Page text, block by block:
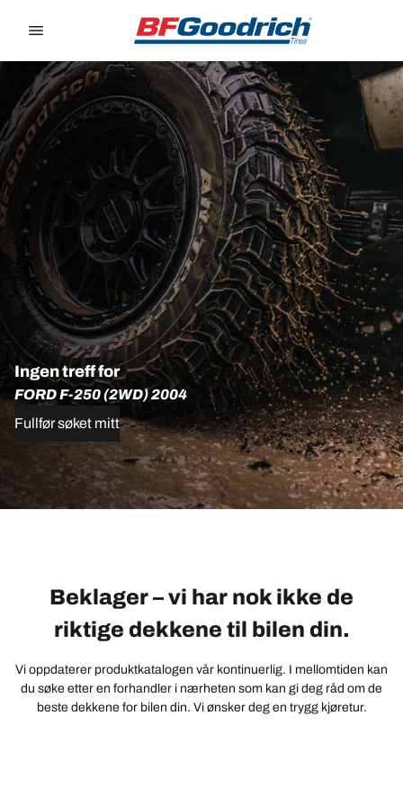
Ingen treff for
FORD F-250 (2WD) 2004
Fullfør søket mitt
Beklager – vi har nok ikke de
riktige dekkene til bilen din.
Vi oppdaterer produktkatalogen vår kontinuerlig. I mellomtiden kan
du søke etter en forhandler i nærheten som kan gi deg råd om de
beste dekkene for bilen din. Vi ønsker deg en trygg kjøretur.